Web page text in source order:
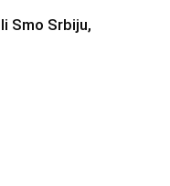
Smo Srbiju,